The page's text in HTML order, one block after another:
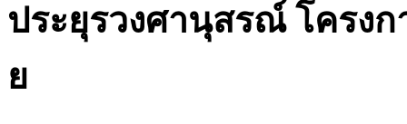
ประยุรวงศานุสรณ์ โครง
ย